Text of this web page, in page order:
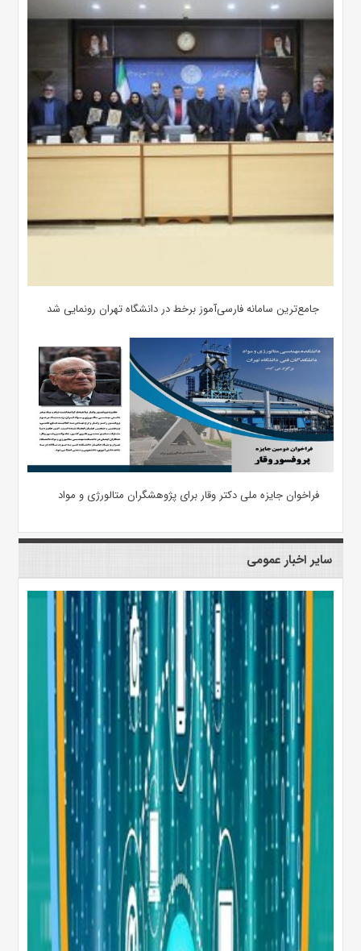
جامع‌ترین سامانه فارسی‌آموز برخط در دانشگاه تهران رونمایی شد
فراخوان جایزه ملی دکتر وقار برای پژوهشگران متالورژی و مواد
سایر اخبار عمومی